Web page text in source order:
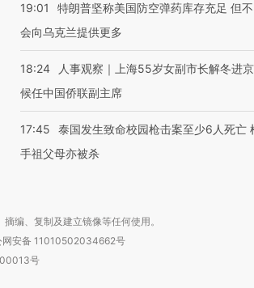
广】走进第四届链博
有意思的生活方式·第三对
【
19:01
特朗普坚称美国防空弹药库存充足 但不
会向乌克兰提供更多
18:24
人事观察｜上海55岁女副市长解冬进京
候任中国侨联副主席
17:45
泰国发生致命校园枪击案至少6人死亡
手祖父母亦被杀
编、复制及建立镜像等任何使用。
网安备 11010502034662号
号